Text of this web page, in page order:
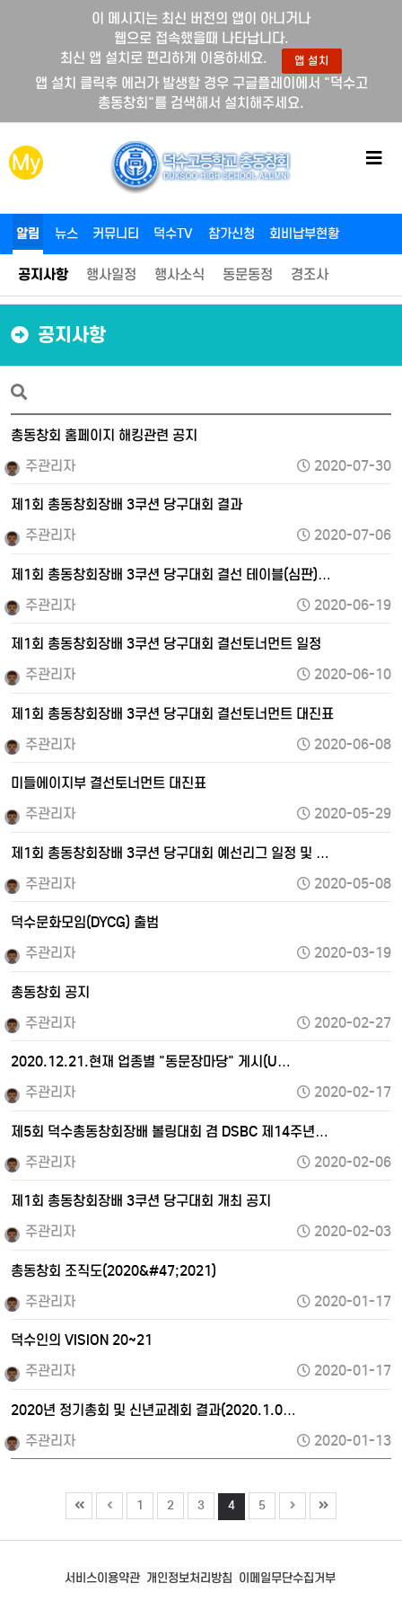
이 메시지는 최신 버전의 앱이 아니거나
웹으로 접속했을때 나타납니다.
최신 앱 설치로 편리하게 이용하세요.
앱 설치
앱 설치 클릭후 에러가 발생할 경우 구글플레이에서 "덕수고
총동창회"를 검색해서 설치해주세요.
My 메
튼
알림 뉴스 커뮤니티 덕수TV 참가신청 회비납부현황
공지사항 행사일정 행사소식 동문동정 경조사
공지사항
총동창회 홈페이지 해킹관련 공지
주관리자
2020-07-30
제1회 총동창회장배 3쿠션 당구대회 결과
주관리자
2020-07-06
제1회 총동창회장배 3쿠션 당구대회 결선 테이블(심판)…
주관리자
2020-06-19
제1회 총동창회장배 3쿠션 당구대회 결선토너먼트 일정
주관리자
2020-06-10
제1회 총동창회장배 3쿠션 당구대회 결선토너먼트 대진표
주관리자
2020-06-08
미들에이지부 결선토너먼트 대진표
주관리자
2020-05-29
제1회 총동창회장배 3쿠션 당구대회 예선리그 일정 및 …
주관리자
2020-05-08
덕수문화모임(DYCG) 출범
주관리자
2020-03-19
총동창회 공지
주관리자
2020-02-27
2020.12.21.현재 업종별 "동문장마당" 게시(U…
주관리자
2020-02-17
제5회 덕수총동창회장배 볼링대회 겸 DSBC 제14주년…
주관리자
2020-02-06
제1회 총동창회장배 3쿠션 당구대회 개최 공지
주관리자
2020-02-03
총동창회 조직도(2020&#47;2021)
주관리자
2020-01-17
덕수인의 VISION 20~21
주관리자
2020-01-17
2020년 정기총회 및 신년교례회 결과(2020.1.0…
주관리자
2020-01-13
1 2 3 4 5
서비스이용약관 개인정보처리방침 이메일무단수집거부